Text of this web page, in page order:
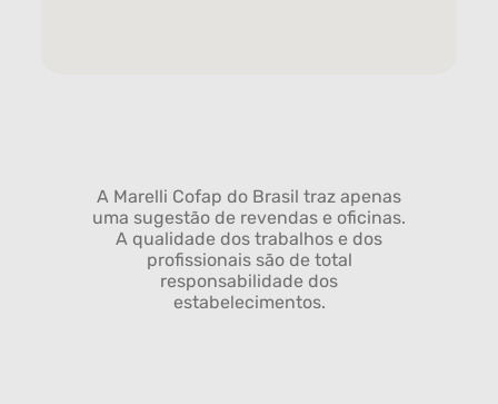
A Marelli Cofap do Brasil traz apenas
uma sugestão de revendas e oficinas.
A qualidade dos trabalhos e dos
profissionais são de total
responsabilidade dos
estabelecimentos.